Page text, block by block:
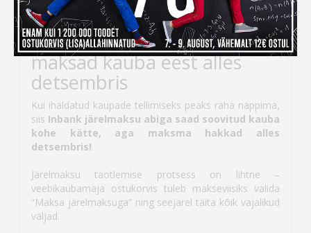
Inbank järelmaksuga ostes
maksad kauba eest alles
detsembris
Kui ihaldatud kaupade tellimiseks peaks raha nappima,
siis Inbank järelmaksu abiga saad soovitud kauba
kohe kätte, aga maksma hakkad alles
detsembris!
Järelmaksu taotlemise protsess on lihtne –
veebikaubamaja ostukorvis tuleb makseviisiks valida
“Maksa järelmaksuga” ning seejärel täita kõik vajalikud
väljad.